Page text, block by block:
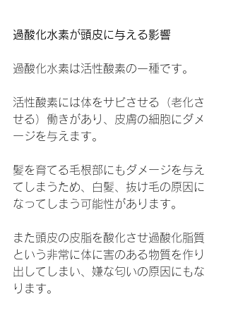
過酸化水素が頭皮に与える影響
過酸化水素は活性酸素の一種です。
活性酸素には体をサビさせる（老化さ
せる）働きがあり、皮膚の細胞にダメ
ージを与えます。
髪を育てる毛根部にもダメージを与え
てしまうため、白髪、抜け毛の原因に
なってしまう可能性があります。
また頭皮の皮脂を酸化させ過酸化脂質
という非常に体に害のある物質を作り
出してしまい、嫌な匂いの原因にもな
ります。